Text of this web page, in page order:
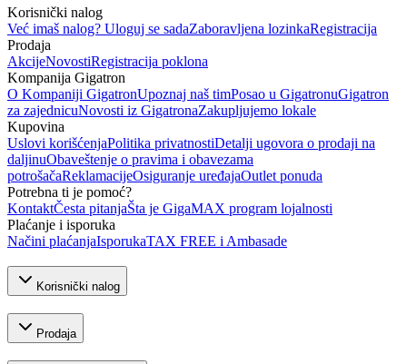
Korisnički nalog
Već imaš nalog? Uloguj se sadaZaboravljena lozinkaRegistracija
Prodaja
AkcijeNovostiRegistracija poklona
Kompanija Gigatron
O Kompaniji GigatronUpoznaj naš timPosao u GigatronuGigatron
za zajednicuNovosti iz GigatronaZakupljujemo lokale
Kupovina
Uslovi korišćenjaPolitika privatnostiDetalji ugovora o prodaji na
daljinuObaveštenje o pravima i obavezama
potrošačaReklamacijeOsiguranje uređajaOutlet ponuda
Potrebna ti je pomoć?
KontaktČesta pitanjaŠta je GigaMAX program lojalnosti
Plaćanje i isporuka
Načini plaćanjaIsporukaTAX FREE i Ambasade
Korisnički nalog
Prodaja